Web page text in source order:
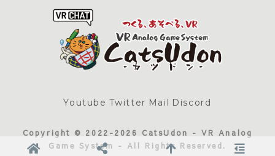
Youtube Twitter Mail Discord
Copyright © 2022-2026 CatsUdon - VR Analog
Game System - All Rights Reserved.